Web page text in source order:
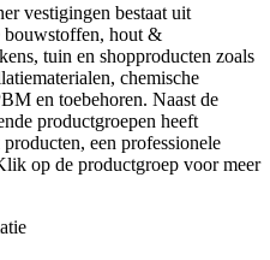
vestigingen bestaat uit
bouwstoffen, hout &
tuin en shopproducten zoals
chemische
en toebehoren. Naast de
productgroepen heeft
een professionele
op de productgroep voor meer